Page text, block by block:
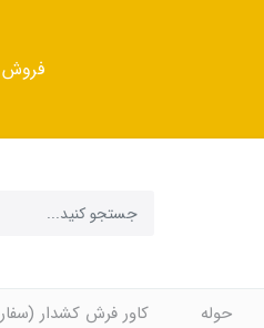
فروش
حوله
کاور فرش کشدار